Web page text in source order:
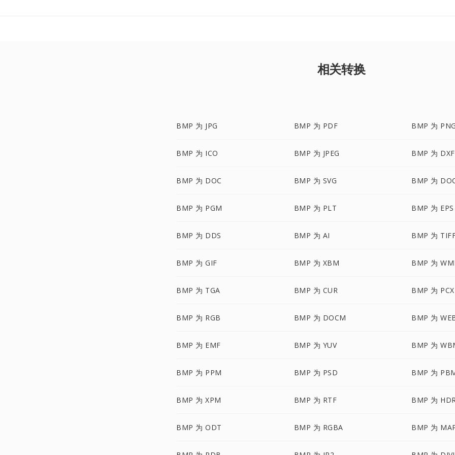
相关转换
BMP 为 JPG BMP 为 PDF BMP 为
BMP 为 ICO BMP 为 JPEG BMP 为 DXF
BMP 为 DOC BMP 为 SVG BMP 为
BMP 为 PGM BMP 为 PLT BMP 为 EPS
BMP 为 DDS BMP 为 AI BMP 为
BMP 为 GIF BMP 为 XBM BMP 为
BMP 为 TGA BMP 为 CUR BMP 为 PCX
BMP 为 RGB BMP 为 DOCM BMP 为
BMP 为 EMF BMP 为 YUV BMP 为
BMP 为 PPM BMP 为 PSD BMP 为
BMP 为 XPM BMP 为 RTF BMP 为
BMP 为 ODT BMP 为 RGBA BMP 为